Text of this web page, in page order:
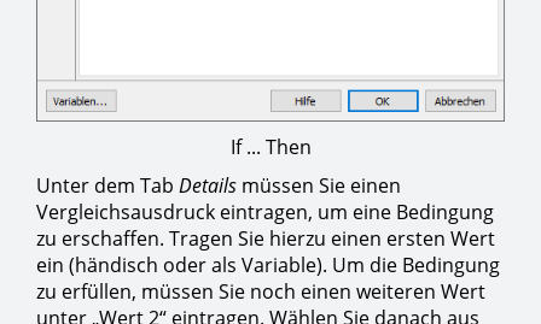
If ... Then
Unter dem Tab Details müssen Sie einen
Vergleichsausdruck eintragen, um eine Bedingung
zu erschaffen. Tragen Sie hierzu einen ersten Wert
ein (händisch oder als Variable). Um die Bedingung
zu erfüllen, müssen Sie noch einen weiteren Wert
unter „Wert 2“ eintragen. Wählen Sie danach aus